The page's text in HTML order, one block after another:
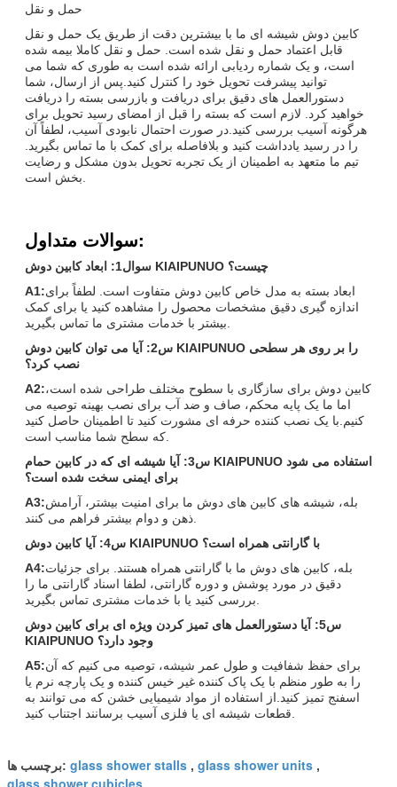
حمل و نقل
کابین دوش شیشه ای ما با بیشترین دقت از طریق یک حمل و نقل
قابل اعتماد حمل و نقل شده است. حمل و نقل کاملا بیمه شده
است، و یک شماره ردیابی ارائه شده است به طوری که شما می
توانید پیشرفت تحویل خود را کنترل کنید.پس از ارسال، شما
دستورالعمل های دقیق برای دریافت و بازرسی بسته را دریافت
خواهید کرد. لازم است که بسته را قبل از امضای رسید تحویل برای
هرگونه آسیب بررسی کنید.در صورت احتمال نابودی آسیب، لطفاً آن
را در رسید یادداشت کنید و بلافاصله برای کمک با ما تماس بگیرید.
تیم ما متعهد به اطمینان از یک تجربه تحویل بدون مشکل و رضایت
سوالات متداول:
سوال1: ابعاد کابین دوش KIAIPUNUO چیست؟
A1:ابعاد بسته به مدل خاص کابین دوش متفاوت است. لطفاً برای
اندازه گیری دقیق مشخصات محصول را مشاهده کنید یا برای کمک
س2: آیا می توان کابین دوش KIAIPUNUO را بر روی هر سطحی
نصب کرد؟
A2:کابین دوش برای سازگاری با سطوح مختلف طراحی شده است،
اما ما یک پایه محکم، صاف و ضد آب برای نصب بهینه توصیه می
کنیم.با یک نصب کننده حرفه ای مشورت کنید تا اطمینان حاصل کنید
س3: آیا شیشه ای که در کابین حمام KIAIPUNUO استفاده می شود
برای ایمنی سخت شده است؟
A3:بله، شیشه های کابین های دوش ما برای امنیت بیشتر، آرامش
س4: آیا کابین دوش KIAIPUNUO با گارانتی همراه است؟
A4:بله، کابین های دوش ما با گارانتی همراه هستند. برای جزئیات
دقیق در مورد پوشش و دوره گارانتی، لطفا اسناد گارانتی ما را
س5: آیا دستورالعمل های تمیز کردن ویژه ای برای کابین دوش
KIAIPUNUO وجود دارد؟
A5:برای حفظ شفافیت و طول عمر شیشه، توصیه می کنیم که آن
را به طور منظم با یک پاک کننده غیر خیس کننده و یک پارچه نرم یا
اسفنج تمیز کنید.از استفاده از مواد شیمیایی خشن که می توانند به
برچسب ها: glass shower stalls , glass shower units ,